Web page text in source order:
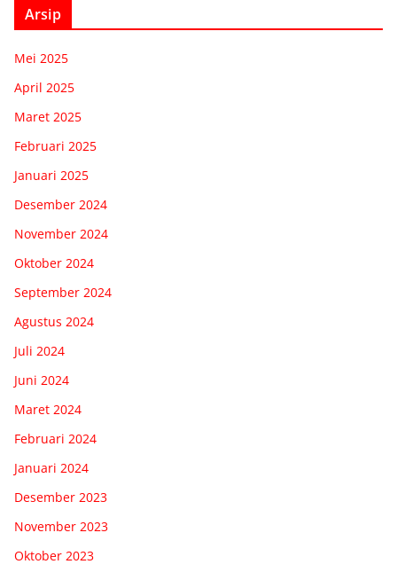
Arsip
Mei 2025
April 2025
Maret 2025
Februari 2025
Januari 2025
Desember 2024
November 2024
Oktober 2024
September 2024
Agustus 2024
Juli 2024
Juni 2024
Maret 2024
Februari 2024
Januari 2024
Desember 2023
November 2023
Oktober 2023